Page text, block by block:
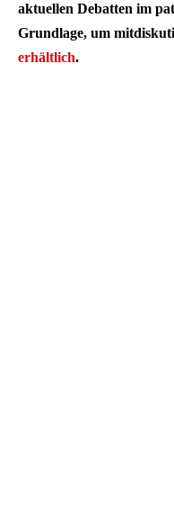
aktuellen Debatten im
Grundlage, um
erhältlich.